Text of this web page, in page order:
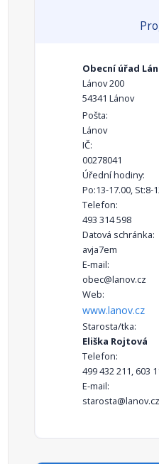
Obecní úřad
Lánov 200
54341 Lánov
Pošta:
Lánov
IČ:
00278041
Úřední hodiny:
Po:13-17.00, St:8-
Telefon:
493 314 598
Datová schránka:
avja7em
E-mail:
obec@lanov.cz
Web:
www.lanov.cz
Starosta/tka:
Eliška Rojtová
Telefon:
499 432 211, 603
E-mail:
starosta@lanov.cz